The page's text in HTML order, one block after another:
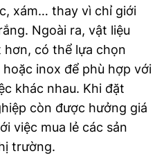
xám… thay vì chỉ giới
Ngoài ra, vật liệu
hơn, có thể lựa chọn
inox để phù hợp với
khác nhau. Khi đặt
còn được hưởng giá
việc mua lẻ các sản
trường.